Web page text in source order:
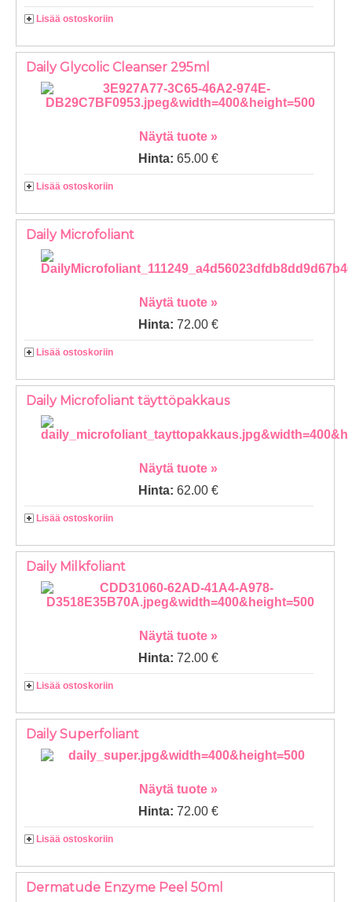
Lisää ostoskoriin
Daily Glycolic Cleanser 295ml
Näytä tuote »
Hinta:65.00 €
Lisää ostoskoriin
Daily Microfoliant
Näytä tuote »
Hinta:72.00 €
Lisää ostoskoriin
Daily Microfoliant täyttöpakkaus
Näytä tuote »
Hinta:62.00 €
Lisää ostoskoriin
Daily Milkfoliant
Näytä tuote »
Hinta:72.00 €
Lisää ostoskoriin
Daily Superfoliant
Näytä tuote »
Hinta:72.00 €
Lisää ostoskoriin
Dermatude Enzyme Peel 50ml